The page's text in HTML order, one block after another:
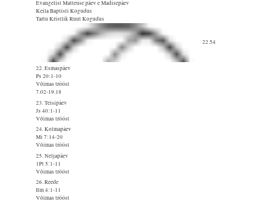
Evangelist Matteuse päev e Madisepäev
Keila Baptisti Kogudus
Tartu Kristlik Ruut Kogudus
22.54
22. Esmaspäev
Ps 20:1-10
Võimas trööst
7.02-19.18
23. Teisipäev
Js 40:1-11
Võimas trööst
24. Kolmapäev
Mi 7:14-20
Võimas trööst
25. Neljapäev
1Pt 5:1-11
Võimas trööst
26. Reede
Ilm 4:1-11
Võimas trööst